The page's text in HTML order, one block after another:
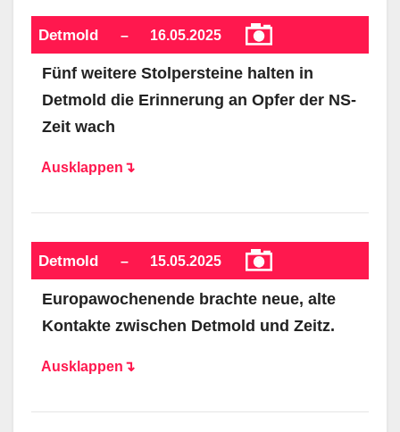
Detmold – 16.05.2025
Fünf weitere Stolpersteine halten in
Detmold die Erinnerung an Opfer der NS-
Zeit wach
Ausklappen↴
Detmold – 15.05.2025
Europawochenende brachte neue, alte
Kontakte zwischen Detmold und Zeitz.
Ausklappen↴